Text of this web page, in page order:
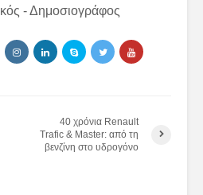
- Δημοσιογράφος
40 χρόνια Renault
Trafic & Master: από τη
βενζίνη στο υδρογόνο